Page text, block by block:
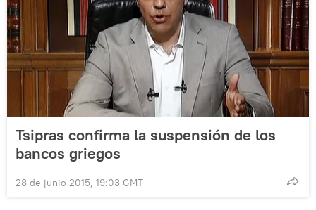
Tsipras confirma la suspensión de los
bancos griegos
28 de junio 2015, 19:03 GMT